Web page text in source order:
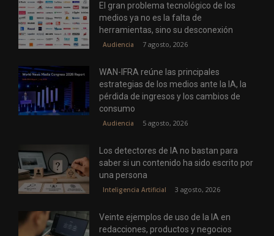
El gran problema tecnológico de los
medios ya no es la falta de
herramientas, sino su desconexión
Audiencia 7 agosto, 2026
WAN-IFRA reúne las principales
estrategias de los medios ante la IA, la
pérdida de ingresos y los cambios de
consumo
Audiencia 5 agosto, 2026
Los detectores de IA no bastan para
saber si un contenido ha sido escrito por
una persona
Inteligencia Artificial 3 agosto, 2026
Veinte ejemplos de uso de la IA en
redacciones, productos y negocios